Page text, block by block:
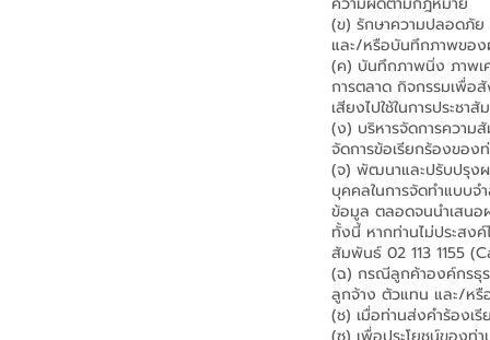
(ข) รักษาความปลอดภั
และ/หรือบันทึกภาพขอ
(ค) บันทึกภาพนิ่ง ภาพเ
การตลาด กิจกรรมเพื่อ
เสียงไปใช้ในการประช
(ง) บริหารจัดการความ
จัดการข้อเรียกร้องขอ
(จ) พัฒนาและปรับปรุงผ
บุคคลในการจัดทำแบบจ
ข้อมูล ตลอดจนนำเสนอ
ทั้งนี้ หากท่านไม่ประสง
สัมพันธ์ 02 113 1155
(ฉ) กรณีลูกค้าองค์กรธุร
ลูกจ้าง ตัวแทน และ/ห
(ช) เมื่อท่านส่งคำร้องเ